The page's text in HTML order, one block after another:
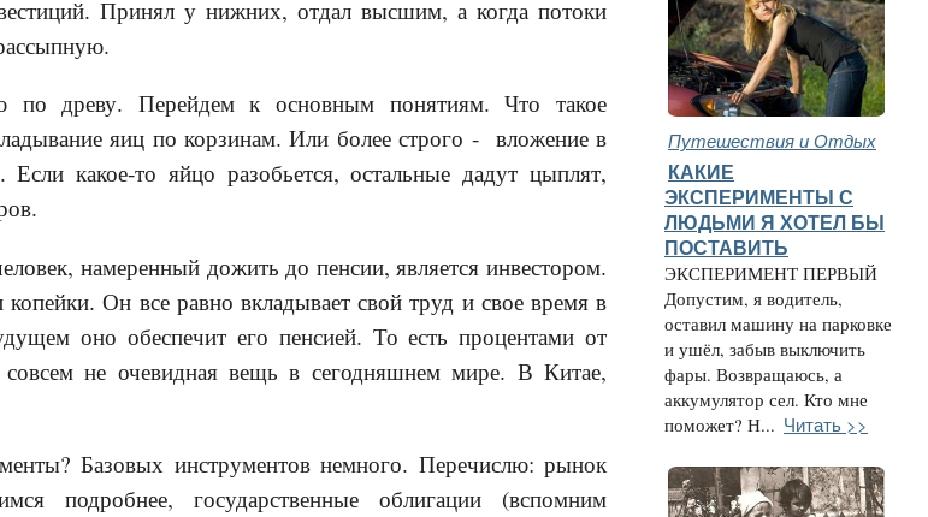
Принял у нижних, отдал высшим, а когда потоки
по древу. Перейдем к основным понятиям. Что такое
яиц по корзинам. Или более строго - вложение в
какое-то яйцо разобьется, остальные дадут цыплят,
намеренный дожить до пенсии, является инвестором.
Он все равно вкладывает свой труд и свое время в
оно обеспечит его пенсией. То есть процентами от
не очевидная вещь в сегодняшнем мире. В Китае,
Базовых инструментов немного. Перечислю: рынок
подробнее, государственные облигации (вспомним
Путешествия и Отдых
КАКИЕ
ЭКСПЕРИМЕНТЫ С
ЛЮДЬМИ Я ХОТЕЛ БЫ
ПОСТАВИТЬ
ЭКСПЕРИМЕНТ ПЕРВЫЙ
Допустим, я водитель,
оставил машину на парковке
и ушёл, забыв выключить
фары. Возвращаюсь, а
аккумулятор сел. Кто мне
поможет? Н... Читать >>